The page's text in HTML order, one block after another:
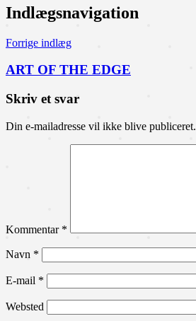
Indlægsnavigation
Forrige indlæg
ART OF THE EDGE
Skriv et svar
Din e-mailadresse vil ikke blive publiceret.
Kommentar *
Navn *
E-mail *
Websted